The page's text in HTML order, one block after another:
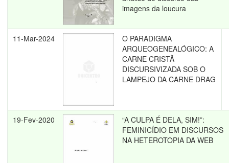
imagens da loucura
11-Mar-2024
O PARADIGMA
ARQUEOGENEALÓGICO: A
CARNE CRISTÃ
DISCURSIVIZADA SOB O
LAMPEJO DA CARNE DRAG
19-Fev-2020
“A CULPA É DELA, SIM!”:
FEMINICÍDIO EM DISCURSOS
NA HETEROTOPIA DA WEB